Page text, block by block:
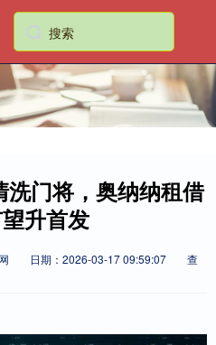
门将，奥纳纳租借
升首发
日期：2026-03-17 09:59:07
查